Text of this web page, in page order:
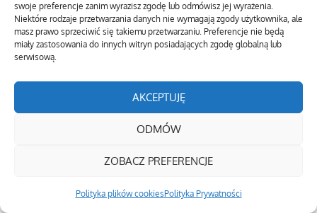
swoje preferencje zanim wyrazisz zgodę lub odmówisz jej wyrażenia.
Niektóre rodzaje przetwarzania danych nie wymagają zgody użytkownika, ale
masz prawo sprzeciwić się takiemu przetwarzaniu. Preferencje nie będą
miały zastosowania do innych witryn posiadających zgodę globalną lub
serwisową.
AKCEPTUJĘ
ODMÓW
ZOBACZ PREFERENCJE
Polityka plików cookiesPolityka Prywatności